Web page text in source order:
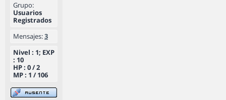
Grupo:
Usuarios
Registrados
Mensajes:3
Nivel : 1; EXP
: 10
HP : 0 / 2
MP : 1 / 106